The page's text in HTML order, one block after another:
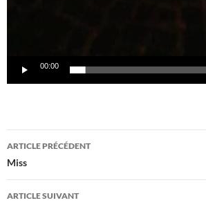
00:00
Navigation
des
articles
ARTICLE PRÉCÉDENT
Miss
ARTICLE SUIVANT